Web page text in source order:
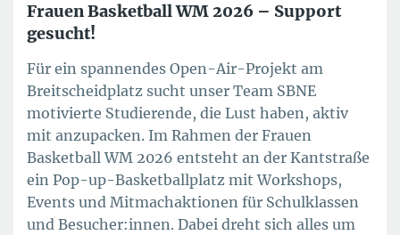
Frauen Basketball WM 2026 – Support
gesucht!
Für ein spannendes Open-Air-Projekt am
Breitscheidplatz sucht unser Team SBNE
motivierte Studierende, die Lust haben, aktiv
mit anzupacken. Im Rahmen der Frauen
Basketball WM 2026 entsteht an der Kantstraße
ein Pop-up-Basketballplatz mit Workshops,
Events und Mitmachaktionen für Schulklassen
und Besucher:innen. Dabei dreht sich alles um